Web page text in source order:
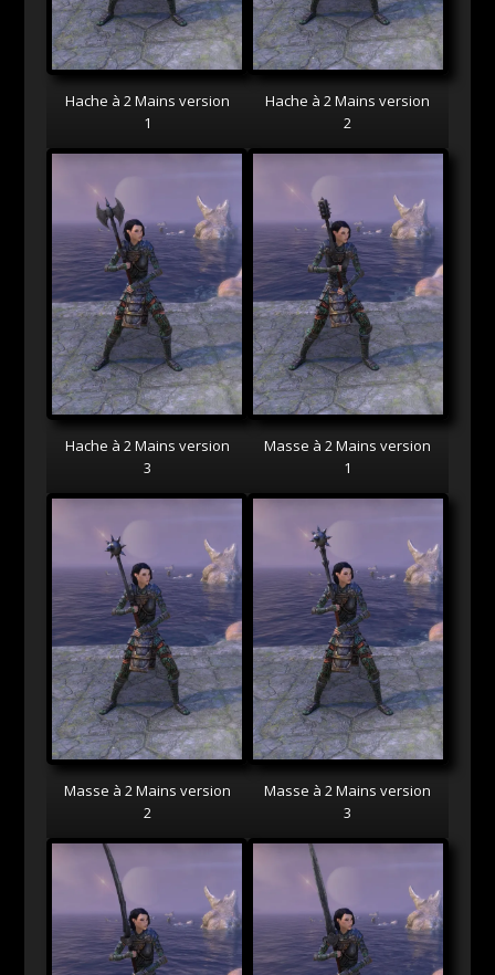
Hache à 2 Mains version
1
Hache à 2 Mains version
2
Hache à 2 Mains version
3
Masse à 2 Mains version
1
Masse à 2 Mains version
2
Masse à 2 Mains version
3